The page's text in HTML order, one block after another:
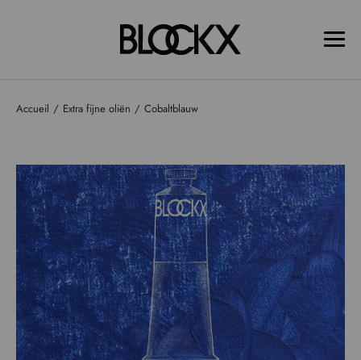
Accueil Extra fijne oliën Cobaltblauw